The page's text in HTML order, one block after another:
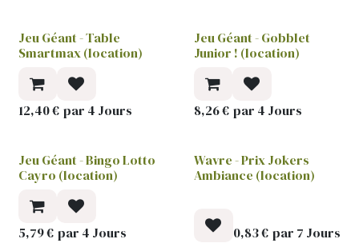
Jeu Géant - Table
Smartmax (location)
12,40€ par 4 Jours
Jeu Géant - Gobblet
Junior ! (location)
8,26€ par 4 Jours
Jeu Géant - Bingo Lotto
Cayro (location)
5,79€ par 4 Jours
Wavre - Prix Jokers
Ambiance (location)
0,83€ par 7 Jours